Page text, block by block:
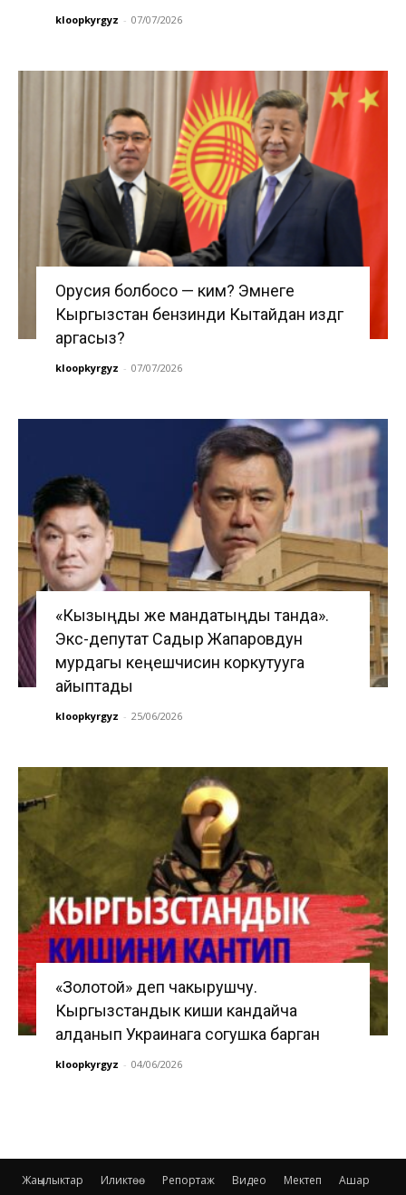
kloopkyrgyz - 07/07/2026
Орусия болбосо — ким? Эмнеге
Кыргызстан бензинди Кытайдан издөөгө
аргасыз?
kloopkyrgyz - 07/07/2026
«Кызыңды же мандатыңды танда».
Экс-депутат Садыр Жапаровдун
мурдагы кеңешчисин коркутууга
айыптады
kloopkyrgyz - 25/06/2026
«Золотой» деп чакырушчу.
Кыргызстандык киши кандайча
алданып Украинага согушка барган
kloopkyrgyz - 04/06/2026
Жаңылыктар Иликтөө Репортаж Видео Мектеп
Ашар